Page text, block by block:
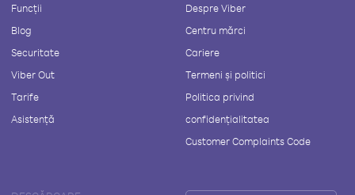
Funcții
Blog
Securitate
Viber Out
Tarife
Asistență
Despre Viber
Centru mărci
Cariere
Termeni și politici
Politica privind
confidențialitatea
Customer Complaints Code